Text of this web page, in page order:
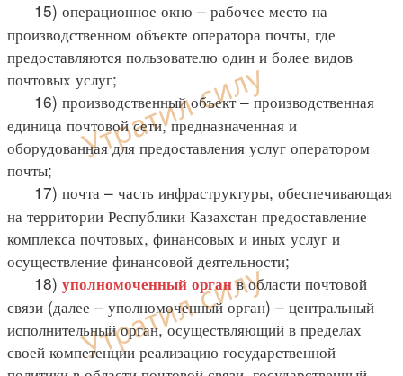
15) операционное окно – рабочее место на
производственном объекте оператора почты, где
предоставляются пользователю один и более видов
почтовых услуг;
16) производственный объект – производственная
единица почтовой сети, предназначенная и
оборудованная для предоставления услуг оператором
почты;
17) почта – часть инфраструктуры, обеспечивающая
на территории Республики Казахстан предоставление
комплекса почтовых, финансовых и иных услуг и
осуществление финансовой деятельности;
18) уполномоченный органв области почтовой
связи (далее – уполномоченный орган) – центральный
исполнительный орган, осуществляющий в пределах
своей компетенции реализацию государственной